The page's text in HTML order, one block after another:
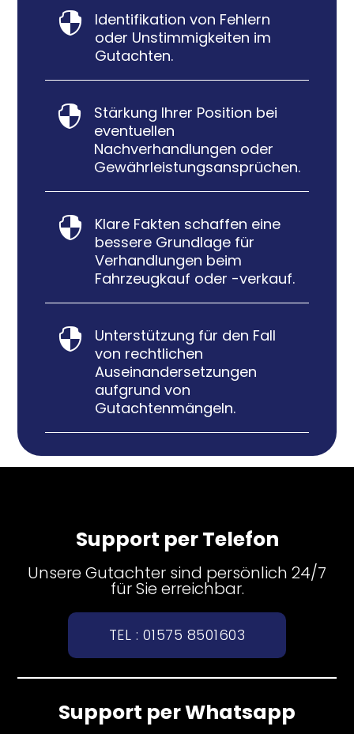

Identifikation von Fehlern
oder Unstimmigkeiten im
Gutachten.

Stärkung Ihrer Position bei
eventuellen
Nachverhandlungen oder
Gewährleistungsansprüchen.

Klare Fakten schaffen eine
bessere Grundlage für
Verhandlungen beim
Fahrzeugkauf oder -verkauf.

Unterstützung für den Fall
von rechtlichen
Auseinandersetzungen
aufgrund von
Gutachtenmängeln.
Support per Telefon
Unsere Gutachter sind persönlich 24/7
für Sie erreichbar.
TEL : 01575 8501603
Support per Whatsapp